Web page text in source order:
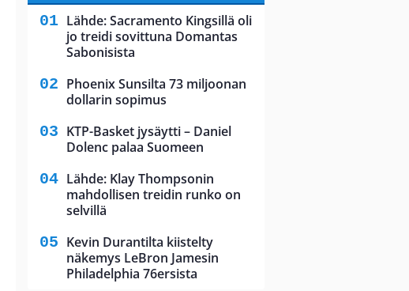
Lähde: Sacramento Kingsillä oli
jo treidi sovittuna Domantas
Sabonisista
Phoenix Sunsilta 73 miljoonan
dollarin sopimus
KTP-Basket jysäytti – Daniel
Dolenc palaa Suomeen
Lähde: Klay Thompsonin
mahdollisen treidin runko on
selvillä
Kevin Durantilta kiistelty
näkemys LeBron Jamesin
Philadelphia 76ersista